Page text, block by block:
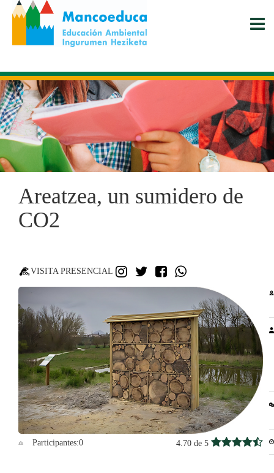
Pasar
contenido
principal
Areatzea, un sumidero de
CO2
VISITA PRESENCIAL
Participantes:0 4.70 de 5